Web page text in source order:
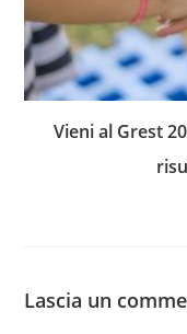
Vieni al Grest
Lascia un